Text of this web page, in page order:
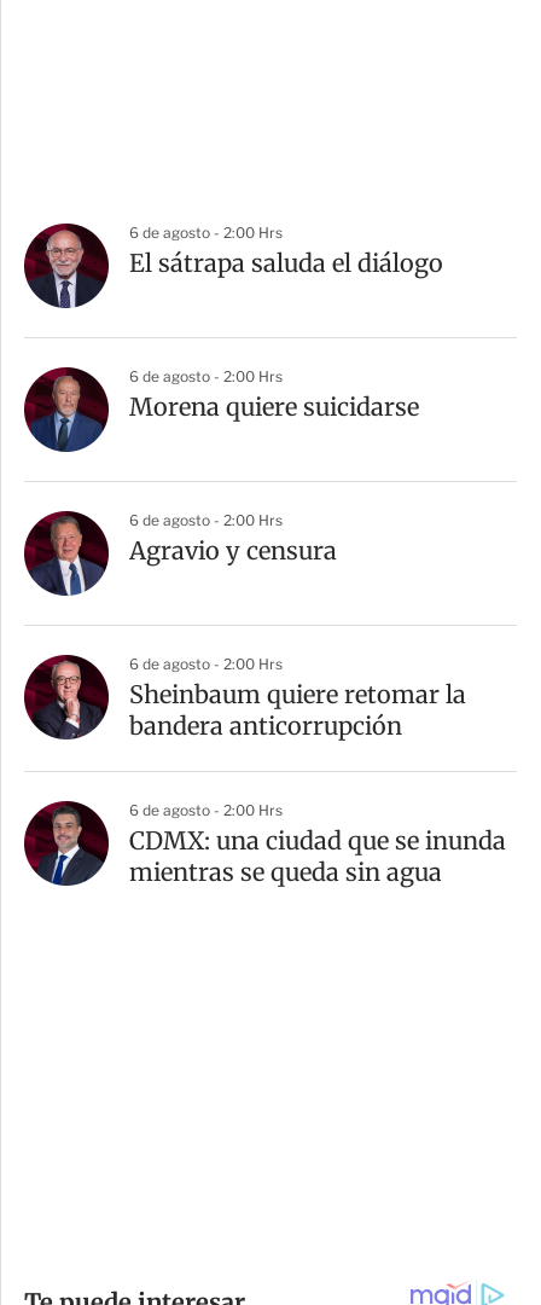
6 de agosto - 2:00 Hrs
El sátrapa saluda el diálogo
6 de agosto - 2:00 Hrs
Morena quiere suicidarse
6 de agosto - 2:00 Hrs
Agravio y censura
6 de agosto - 2:00 Hrs
Sheinbaum quiere retomar la
bandera anticorrupción
6 de agosto - 2:00 Hrs
CDMX: una ciudad que se inunda
mientras se queda sin agua